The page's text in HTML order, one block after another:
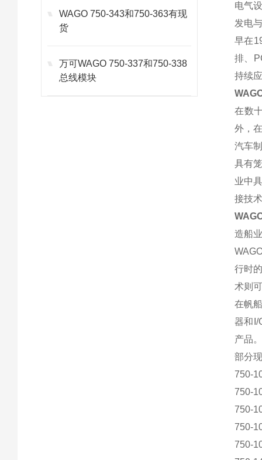
WAGO 750-343和750-363有现
货
万可WAGO 750-337和750-338
总线模块
电气
发电
早在
排、
持续
在数
外，
汽车
具有
业中
接技
造船
行时
术则
在帆
器和I/
产品
部分
750-
750-
750-
750-
750-